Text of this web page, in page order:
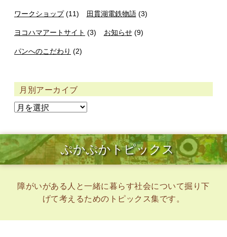
ワークショップ(11) 田貫湖電鉄物語(3)
ヨコハマアートサイト (3) お知らせ(9)
パンへのこだわり (2)
月別アーカイブ
ぷかぷかトピックス
障がいがある人と一緒に暮らす社会について掘り下
げて考えるためのトピックス集です。